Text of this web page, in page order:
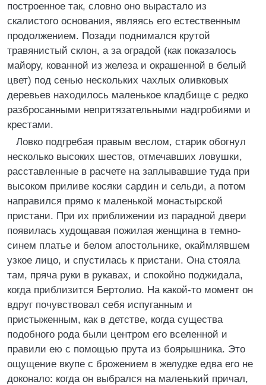
построенное так, словно оно вырастало из
скалистого основания, являясь его естественным
продолжением. Позади поднимался крутой
травянистый склон, а за оградой (как показалось
майору, кованной из железа и окрашенной в белый
цвет) под сенью нескольких чахлых оливковых
деревьев находилось маленькое кладбище с редко
разбросанными непритязательными надгробиями и
крестами.
Ловко подгребая правым веслом, старик обогнул
несколько высоких шестов, отмечавших ловушки,
расставленные в расчете на заплывавшие туда при
высоком приливе косяки сардин и сельди, а потом
направился прямо к маленькой монастырской
пристани. При их приближении из парадной двери
появилась худощавая пожилая женщина в темно-
синем платье и белом апостольнике, окаймлявшем
узкое лицо, и спустилась к пристани. Она стояла
там, пряча руки в рукавах, и спокойно поджидала,
когда приблизится Бертолио. На какой-то момент он
вдруг почувствовал себя испуганным и
пристыженным, как в детстве, когда существа
подобного рода были центром его вселенной и
правили ею с помощью прута из боярышника. Это
ощущение вкупе с брожением в желудке едва его не
доконало: когда он выбрался на маленький причал,